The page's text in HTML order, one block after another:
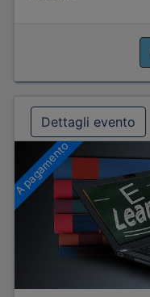
Dettagli evento
A pagamento